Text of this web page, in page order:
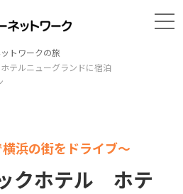
トワークの旅
テルニューグランドに宿泊
浜の街をドライブ～
クホテル ホテ